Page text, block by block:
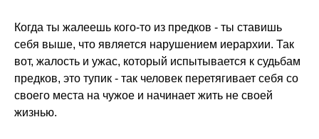
Когда ты жалеешь кого-то из предков - ты ставишь
себя выше, что является нарушением иерархии. Так
вот, жалость и ужас, который испытывается к судьбам
предков, это тупик - так человек перетягивает себя со
своего места на чужое и начинает жить не своей
жизнью.